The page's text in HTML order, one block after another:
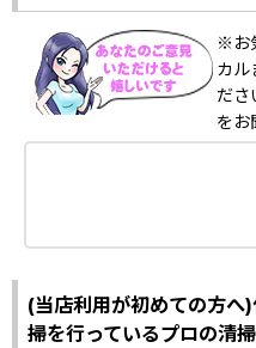
※お
カル
ださ
をお
(当店利用が初めての方へ
掃を行っているプロの清